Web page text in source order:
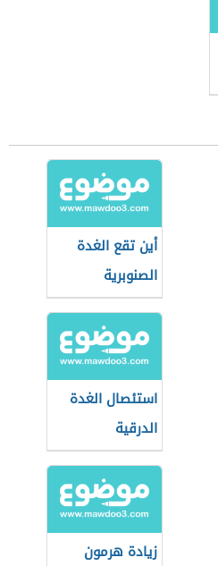
أين تقع الغدة
الصنوبرية
استئصال الغدة
الدرقية
زيادة هرمون